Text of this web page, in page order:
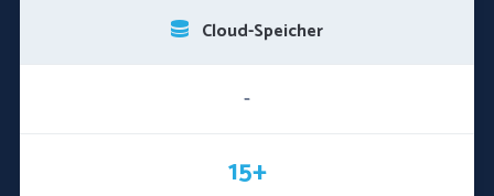
Cloud-Speicher
-
15+